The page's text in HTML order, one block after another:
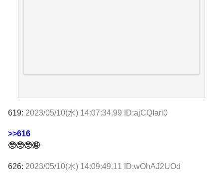
619: 2023/05/10(水) 14:07:34.99 ID:ajCQIari0
>>616
🥺🥺🥺🤪
626: 2023/05/10(水) 14:09:49.11 ID:wOhAJ2UOd